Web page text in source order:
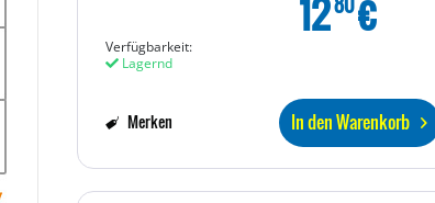
12 €
Verfügbarkeit:
Lagernd
In den Warenkorb
Merken